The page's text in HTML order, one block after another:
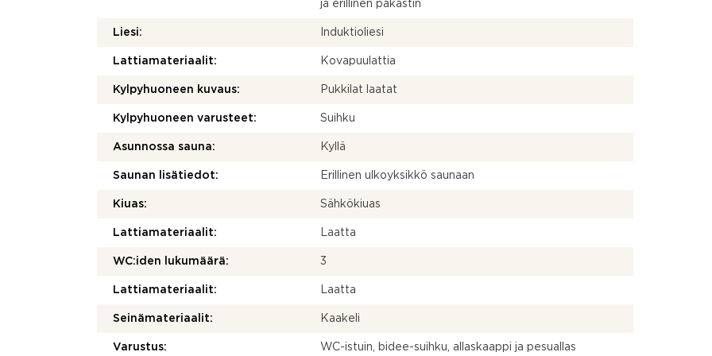
ja erillinen pakastin
Liesi: Induktioliesi
Lattiamateriaalit: Kovapuulattia
Kylpyhuoneen kuvaus: Pukkilat laatat
Kylpyhuoneen varusteet: Suihku
Asunnossa sauna: Kyllä
Saunan lisätiedot: Erillinen ulkoyksikkö saunaan
Kiuas: Sähkökiuas
Lattiamateriaalit: Laatta
WC:iden lukumäärä: 3
Lattiamateriaalit: Laatta
Seinämateriaalit: Kaakeli
Varustus: WC-istuin, bidee-suihku, allaskaappi ja pesuallas